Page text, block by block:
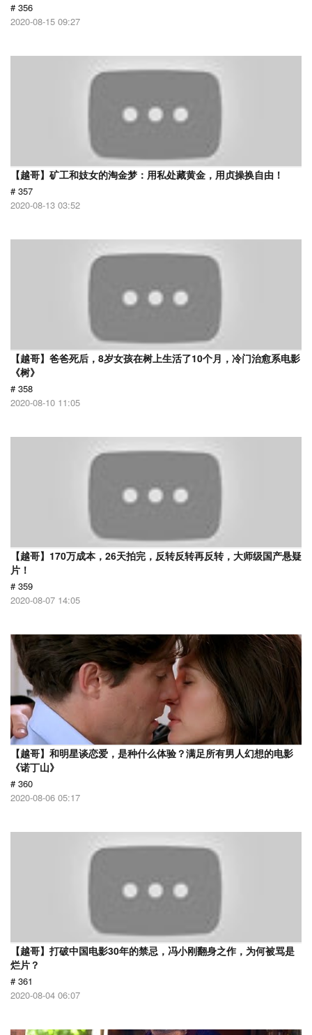
# 356
2020-08-15 09:27
【越哥】矿工和妓女的淘金梦：用私处藏黄金，用贞操换自由！
# 357
2020-08-13 03:52
【越哥】爸爸死后，8岁女孩在树上生活了10个月，冷门治愈系电影
《树》
# 358
2020-08-10 11:05
【越哥】170万成本，26天拍完，反转反转再反转，大师级国产悬疑
片！
# 359
2020-08-07 14:05
【越哥】和明星谈恋爱，是种什么体验？满足所有男人幻想的电影
《诺丁山》
# 360
2020-08-06 05:17
【越哥】打破中国电影30年的禁忌，冯小刚翻身之作，为何被骂是
烂片？
# 361
2020-08-04 06:07